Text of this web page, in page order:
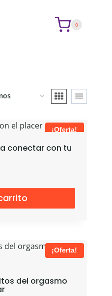
0
¡Oferta!
conectar con tu
¡Oferta!
del orgasmo